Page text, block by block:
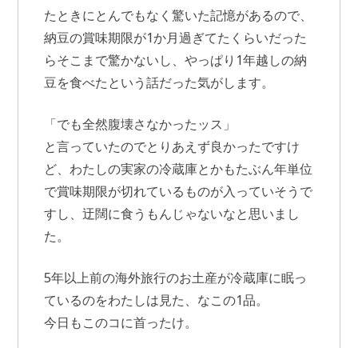
たときにとんでもなく驚いた記憶があるので、
納豆の賞味期限が1か月過ぎてたくらいだった
らそこまで驚かないし、やっぱり1年越しの納
豆を食べたという話だった気がします。
「でも全然腹壊さなかったッス」
と言っていたのでとりあえず良かったですけ
ど、わたしの実家の冷蔵庫とかもたぶん年単位
で賞味期限が切れているものが入っていそうで
すし、迂闊に食うもんじゃないなと思いまし
た。
5年以上前の海外旅行のお土産が冷蔵庫に眠っ
ているのをわたしは見た、なこの1品。
今日もこのコに首ったけ。